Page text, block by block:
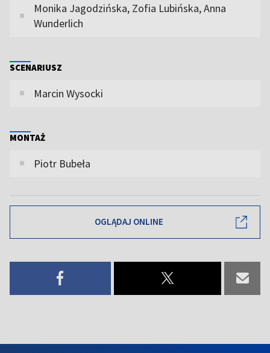
Monika Jagodzińska, Zofia Lubińska, Anna
Wunderlich
SCENARIUSZ
Marcin Wysocki
MONTAŻ
Piotr Bubeła
OGLĄDAJ ONLINE